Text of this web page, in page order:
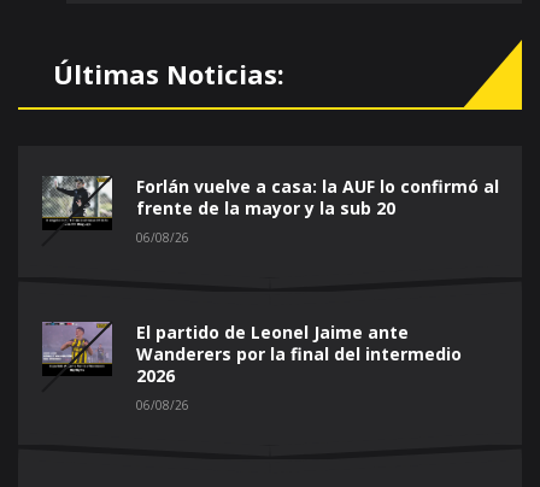
Últimas Noticias:
Forlán vuelve a casa: la AUF lo confirmó al
frente de la mayor y la sub 20
06/08/26
El partido de Leonel Jaime ante
Wanderers por la final del intermedio
2026
06/08/26